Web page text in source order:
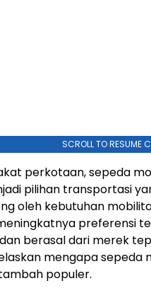
SCROLL TO RESUME
perkotaan, sepeda
pilihan transportasi
oleh kebutuhan
preferensi
berasal dari merek
mengapa sepeda
populer.